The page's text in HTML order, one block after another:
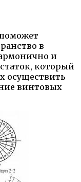
в
и
который
осуществить
винтовых